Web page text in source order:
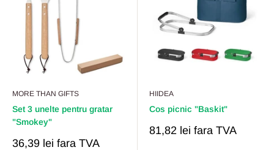
MORE THAN GIFTS
Set 3 unelte pentru gratar
"Smokey"
Pret
36,39 lei fara TVA
HIIDEA
Cos picnic "Baskit"
Pret
81,82 lei fara TVA